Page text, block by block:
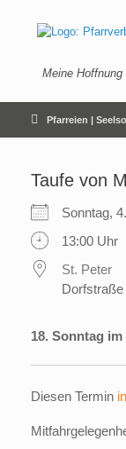
springen
Meine
Pfarreien |
Taufe von
Sonntag,
13:00 Uhr
St. Peter
18. Sonntag
Diesen Termin